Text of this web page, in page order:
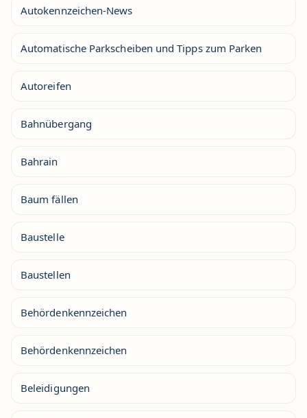
Autokennzeichen-News
Automatische Parkscheiben und Tipps zum Parken
Autoreifen
Bahnübergang
Bahrain
Baum fällen
Baustelle
Baustellen
Behördenkennzeichen
Behördenkennzeichen
Beleidigungen